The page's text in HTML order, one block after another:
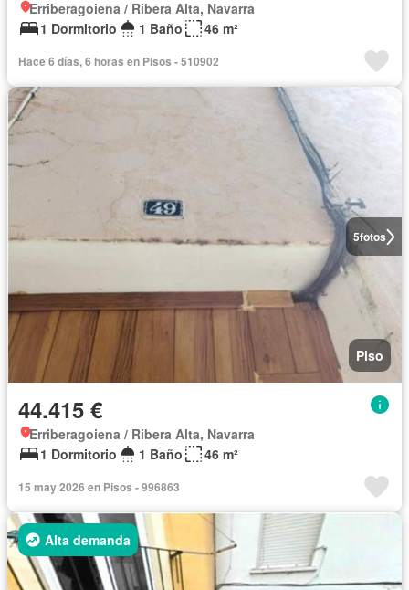
Erriberagoiena / Ribera Alta, Navarra
1 Dormitorio
1 Baño 46 m²
Hace 6 días, 6 horas en Pisos - 510902
5fotos
Piso
44.415 €
Erriberagoiena / Ribera Alta, Navarra
1 Dormitorio
1 Baño 46 m²
15 may 2026 en Pisos - 996863
Alta demanda